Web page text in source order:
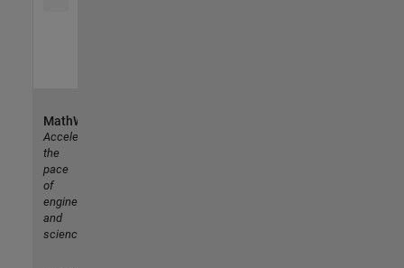
MathWorks
Accelerating
the
pace
of
engineering
and
science